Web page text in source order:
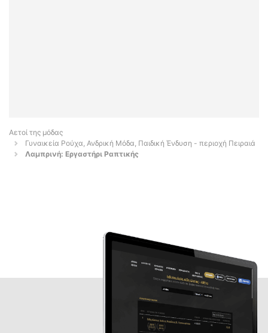
Αετοί της μόδας
Γυναικεία Ρούχα, Ανδρική Μόδα, Παιδική Ένδυση - περιοχή Πειραιά
Λαμπρινή: Εργαστήρι Ραπτικής